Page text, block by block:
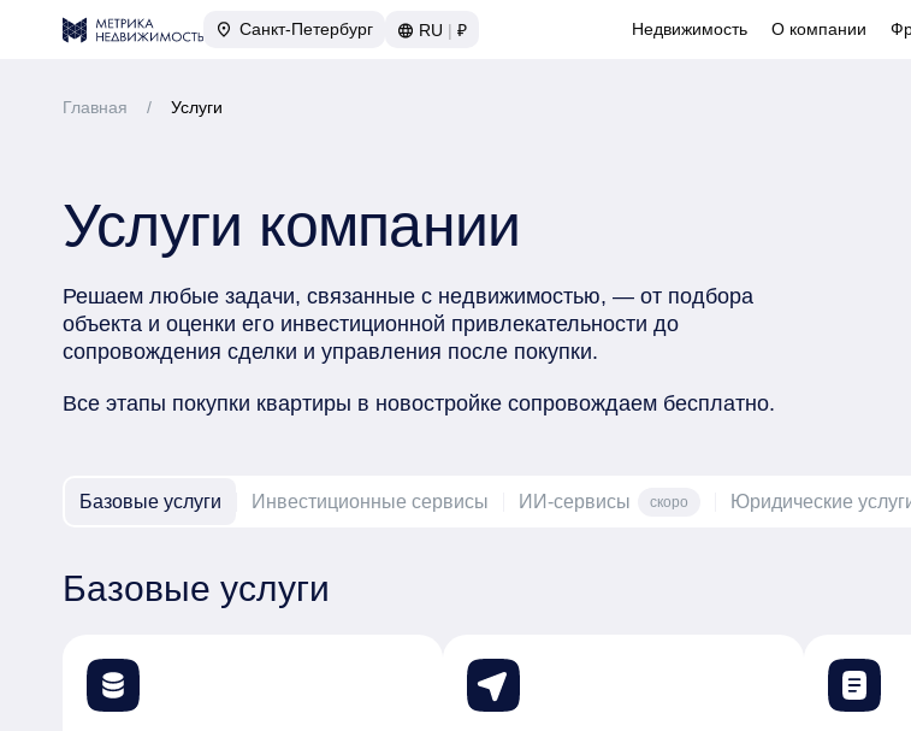
Санкт-Петербург RU | ₽ Недвижимость О компании
Главная / Услуги
Услуги компании
Решаем любые задачи, связанные с недвижимостью, — от подбора
объекта и оценки его инвестиционной привлекательности до
сопровождения сделки и управления после покупки.
Все этапы покупки квартиры в новостройке сопровождаем бесплатно.
Базовые услуги Инвестиционные сервисы ИИ-сервисы скоро Юридические
Базовые услуги